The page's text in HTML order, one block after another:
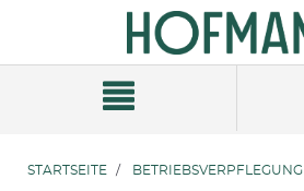
Navigationsmenü
STARTSEITE BETRIEBSVERPFLEGUNG